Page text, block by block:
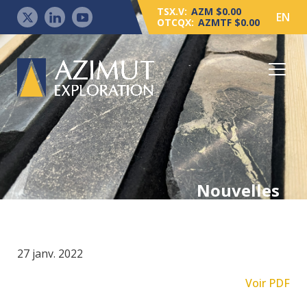
TSX.V: AZM $0.00
OTCQX: AZMTF $0.00 EN
Nouvelles
27 janv. 2022
Voir PDF